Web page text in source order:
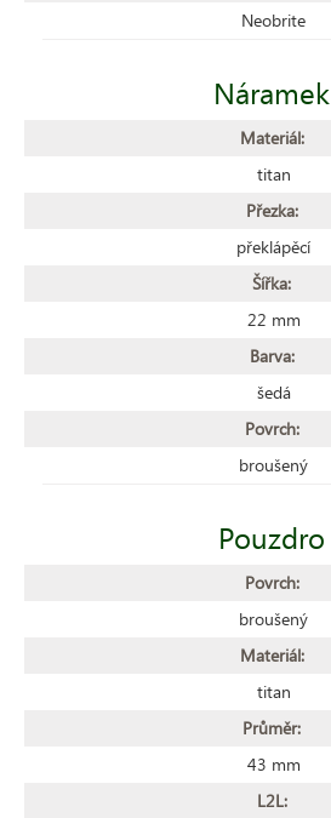
Neobrite
Náramek
Materiál:
titan
Přezka:
překlápěcí
Šířka:
22 mm
Barva:
šedá
Povrch:
broušený
Pouzdro
Povrch:
broušený
Materiál:
titan
Průměr:
43 mm
L2L: